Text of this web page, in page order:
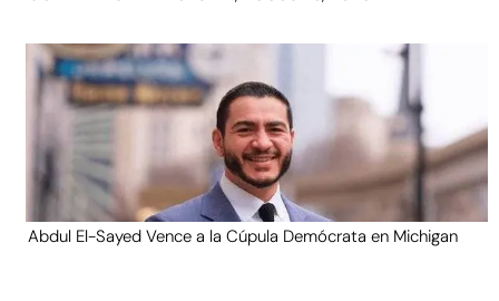
Abdul El-Sayed Vence a la Cúpula Demócrata en Michigan